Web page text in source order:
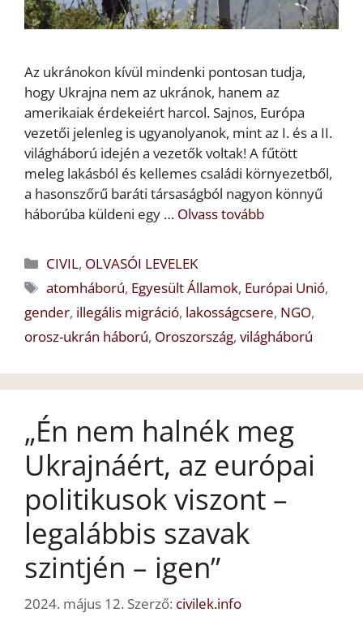
Az ukránokon kívül mindenki pontosan tudja,
hogy Ukrajna nem az ukránok, hanem az
amerikaiak érdekeiért harcol. Sajnos, Európa
vezetői jelenleg is ugyanolyanok, mint az I. és a II.
világháború idején a vezetők voltak! A fűtött
meleg lakásból és kellemes családi környezetből,
a hasonszőrű baráti társaságból nagyon könnyű
háborúba küldeni egy … Olvass tovább
Kategória
CIVIL, OLVASÓI LEVELEK
Címkék
atomháború, Egyesült Államok, Európai Unió,
gender, illegális migráció, lakosságcsere, NGO,
orosz-ukrán háború, Oroszország, világháború
„Én nem halnék meg
Ukrajnáért, az európai
politikusok viszont –
legalábbis szavak
szintjén – igen”
2024. május 12. Szerző: civilek.info